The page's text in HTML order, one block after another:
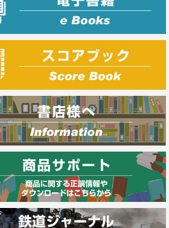
行政書士・宅建
FP
衛生管理・運行管理
建築・土木
電気・危険物
調理師
スキル・キャリアアップ
危険物取扱者
消防設備士
登録販売者
その他資格試験